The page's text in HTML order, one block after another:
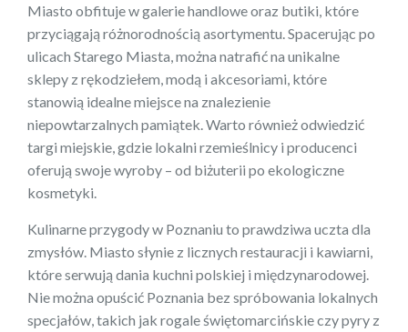
Miasto obfituje w galerie handlowe oraz butiki, które
przyciągają różnorodnością asortymentu. Spacerując po
ulicach Starego Miasta, można natrafić na unikalne
sklepy z rękodziełem, modą i akcesoriami, które
stanowią idealne miejsce na znalezienie
niepowtarzalnych pamiątek. Warto również odwiedzić
targi miejskie, gdzie lokalni rzemieślnicy i producenci
oferują swoje wyroby – od biżuterii po ekologiczne
kosmetyki.
Kulinarne przygody w Poznaniu to prawdziwa uczta dla
zmysłów. Miasto słynie z licznych restauracji i kawiarni,
które serwują dania kuchni polskiej i międzynarodowej.
Nie można opuścić Poznania bez spróbowania lokalnych
specjałów, takich jak rogale świętomarcińskie czy pyry z